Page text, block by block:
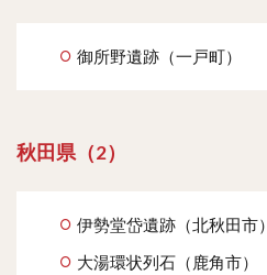
御所野遺跡（一戸町）
秋田県（2）
伊勢堂岱遺跡（北秋田市）
大湯環状列石（鹿角市）